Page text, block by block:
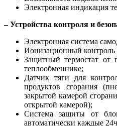
Электронная индикация
– Устройства контроля и
Электронная система
Ионизационный контроль
Защитный термостат от
теплообменнике;
Датчик тяги для
продуктов сгорания
закрытой камерой
открытой камерой);
Система защиты от
автоматически каждые